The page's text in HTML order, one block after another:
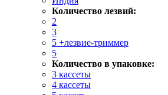
Количество лезвий:
2
3
5 +лезвие-триммер
5
Количество в упаковке:
3 кассеты
4 кассеты